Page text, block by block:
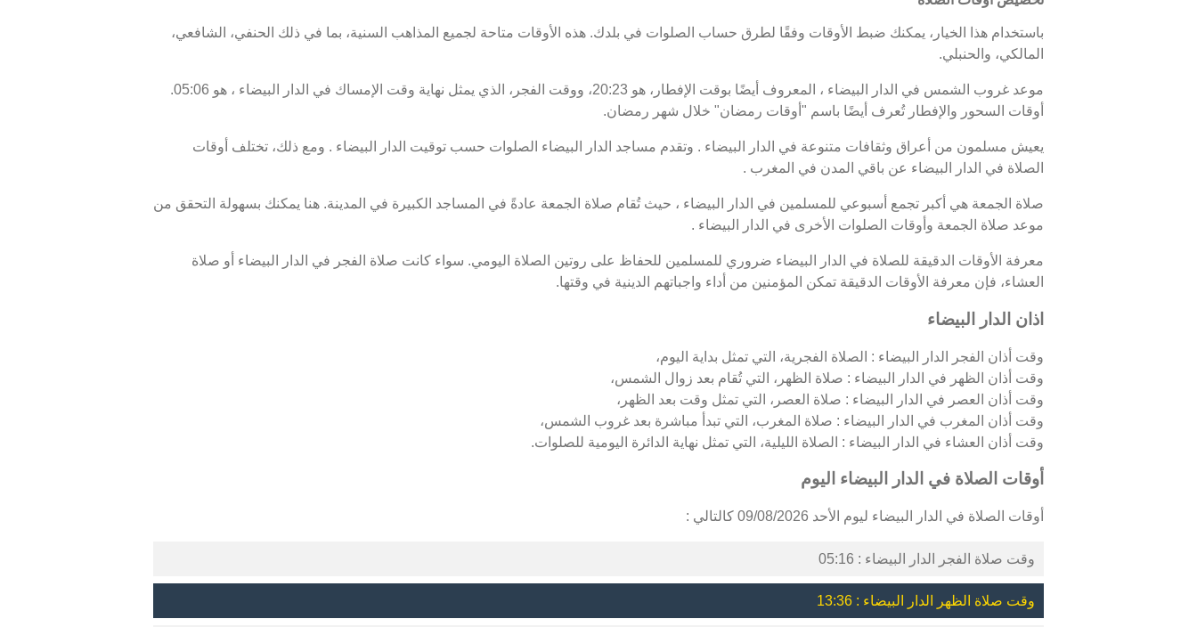
باستخدام هذا الخيار، يمكنك ضبط الأوقات وفقًا لطرق حساب الصلوات في بلدك. هذه الأوقات متاحة لجميع المذاهب السنية، بما في ذلك الحنفي، الشافعي،
المالكي، والحنبلي.
موعد غروب الشمس في الدار البيضاء ، المعروف أيضًا بوقت الإفطار، هو 20:23، ووقت الفجر، الذي يمثل نهاية وقت الإمساك في الدار البيضاء ، هو 05:06.
أوقات السحور والإفطار تُعرف أيضًا باسم "أوقات رمضان" خلال شهر رمضان.
يعيش مسلمون من أعراق وثقافات متنوعة في الدار البيضاء . وتقدم مساجد الدار البيضاء الصلوات حسب توقيت الدار البيضاء . ومع ذلك، تختلف أوقات
الصلاة في الدار البيضاء عن باقي المدن في المغرب .
صلاة الجمعة هي أكبر تجمع أسبوعي للمسلمين في الدار البيضاء ، حيث تُقام صلاة الجمعة عادةً في المساجد الكبيرة في المدينة. هنا يمكنك بسهولة التحقق من
موعد صلاة الجمعة وأوقات الصلوات الأخرى في الدار البيضاء .
معرفة الأوقات الدقيقة للصلاة في الدار البيضاء ضروري للمسلمين للحفاظ على روتين الصلاة اليومي. سواء كانت صلاة الفجر في الدار البيضاء أو صلاة
العشاء، فإن معرفة الأوقات الدقيقة تمكن المؤمنين من أداء واجباتهم الدينية في وقتها.
اذان الدار البيضاء
وقت أذان الفجر الدار البيضاء : الصلاة الفجرية، التي تمثل بداية اليوم،
وقت أذان الظهر في الدار البيضاء : صلاة الظهر، التي تُقام بعد زوال الشمس،
وقت أذان العصر في الدار البيضاء : صلاة العصر، التي تمثل وقت بعد الظهر،
وقت أذان المغرب في الدار البيضاء : صلاة المغرب، التي تبدأ مباشرة بعد غروب الشمس،
وقت أذان العشاء في الدار البيضاء : الصلاة الليلية، التي تمثل نهاية الدائرة اليومية للصلوات.
أوقات الصلاة في الدار البيضاء اليوم
أوقات الصلاة في الدار البيضاء ليوم الأحد 09/08/2026 كالتالي :
وقت صلاة الفجر الدار البيضاء : 05:16
وقت صلاة الظهر الدار البيضاء : 13:36